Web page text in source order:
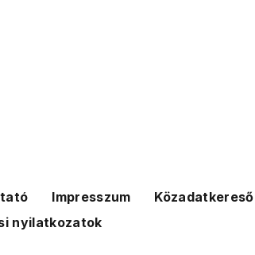
Impresszum Közadatkereső
nyilatkozatok